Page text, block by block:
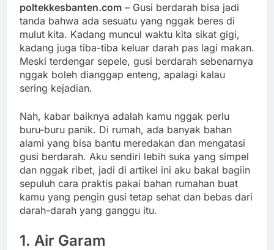
poltekkesbanten.com – Gusi berdarah bisa jadi
tanda bahwa ada sesuatu yang nggak beres di
mulut kita. Kadang muncul waktu kita sikat gigi,
kadang juga tiba-tiba keluar darah pas lagi makan.
Meski terdengar sepele, gusi berdarah sebenarnya
nggak boleh dianggap enteng, apalagi kalau
sering kejadian.
Nah, kabar baiknya adalah kamu nggak perlu
buru-buru panik. Di rumah, ada banyak bahan
alami yang bisa bantu meredakan dan mengatasi
gusi berdarah. Aku sendiri lebih suka yang simpel
dan nggak ribet, jadi di artikel ini aku bakal bagiin
sepuluh cara praktis pakai bahan rumahan buat
kamu yang pengin gusi tetap sehat dan bebas dari
darah-darah yang ganggu itu.
1. Air Garam